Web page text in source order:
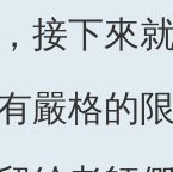
接下來
嚴格的